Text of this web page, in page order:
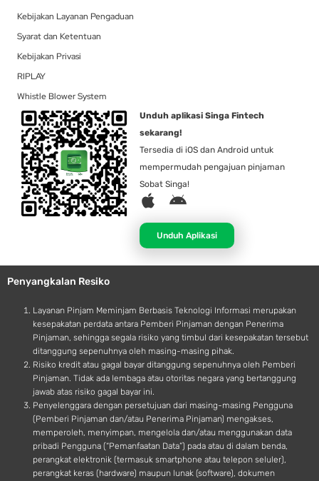
Kebijakan Layanan Pengaduan
Syarat dan Ketentuan
Kebijakan Privasi
RIPLAY
Whistle Blower System
Unduh aplikasi Singa Fintech
sekarang!
Tersedia di iOS dan Android untuk
mempermudah pengajuan pinjaman
Sobat Singa!
A
p
l
e
A
d
r
o
d
Unduh Aplikasi
Penyangkalan Resiko
Layanan Pinjam Meminjam Berbasis Teknologi Informasi merupakan
kesepakatan perdata antara Pemberi Pinjaman dengan Penerima
Pinjaman, sehingga segala risiko yang timbul dari kesepakatan tersebut
ditanggung sepenuhnya oleh masing-masing pihak.
Risiko kredit atau gagal bayar ditanggung sepenuhnya oleh Pemberi
Pinjaman. Tidak ada lembaga atau otoritas negara yang bertanggung
jawab atas risiko gagal bayar ini.
Penyelenggara dengan persetujuan dari masing-masing Pengguna
(Pemberi Pinjaman dan/atau Penerima Pinjaman) mengakses,
memperoleh, menyimpan, mengelola dan/atau menggunakan data
pribadi Pengguna (“Pemanfaatan Data”) pada atau di dalam benda,
perangkat elektronik (termasuk smartphone atau telepon seluler),
perangkat keras (hardware) maupun lunak (software), dokumen